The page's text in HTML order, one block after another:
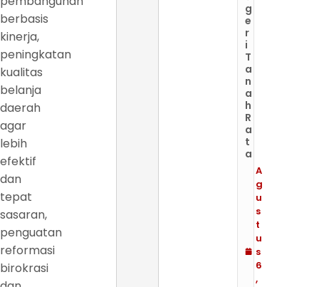
berbasis
kinerja,
peningkatan
kualitas
belanja
daerah
agar
lebih
efektif
dan
tepat
sasaran,
penguatan
reformasi
birokrasi
g
e
r
i
T
a
n
a
h
R
a
t
a
A
g
u
s
t
u
s
6
,